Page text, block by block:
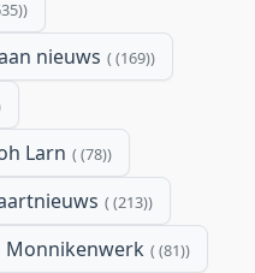
nieuws (169)
Larn (78)
(213)
Monnikenwerk (81)